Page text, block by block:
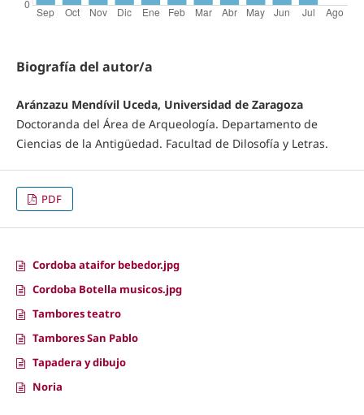
Biografía del autor/a
Aránzazu Mendívil Uceda, Universidad de Zaragoza
Doctoranda del Área de Arqueología. Departamento de
Ciencias de la Antigüedad. Facultad de Dilosofía y Letras.
PDF
Cordoba ataifor bebedor.jpg
Cordoba Botella musicos.jpg
Tambores teatro
Tambores San Pablo
Tapadera y dibujo
Noria